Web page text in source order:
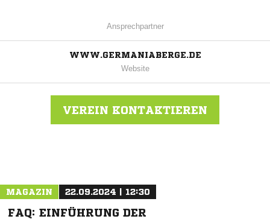
Ansprechpartner
WWW.GERMANIABERGE.DE
Website
VEREIN KONTAKTIEREN
MAGAZIN 22.09.2024 | 12:30
FAQ: EINFÜHRUNG DER